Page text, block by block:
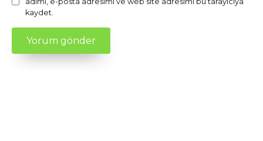
kaydet.